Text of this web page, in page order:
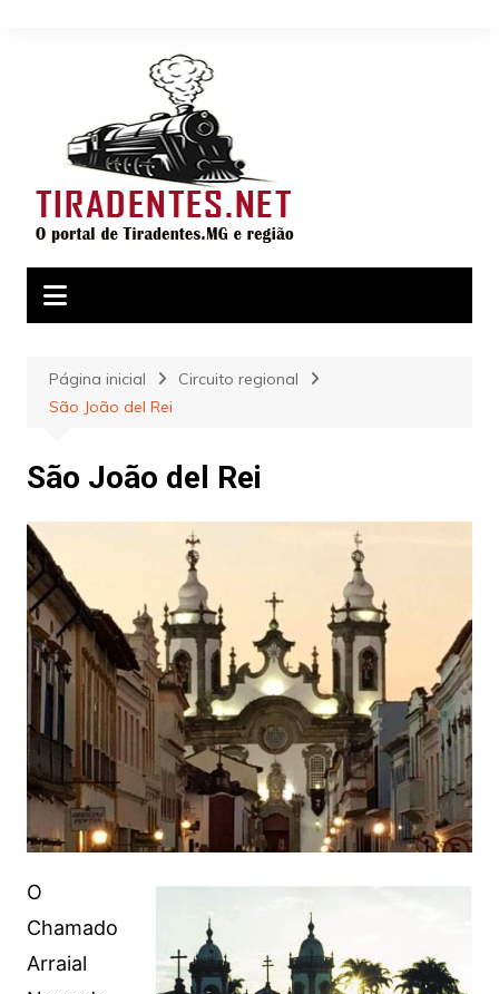
Página inicial
Circuito regional
São João del Rei
São João del Rei
O
Chamado
Arraial